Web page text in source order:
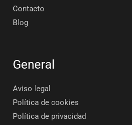
Contacto
Blog
General
Aviso legal
Política de cookies
Política de privacidad